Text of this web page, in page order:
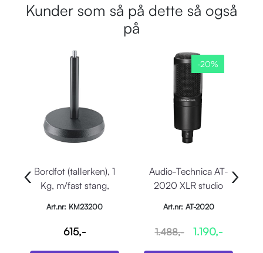
Kunder som så på dette så også
på
Bordfot (tallerken), 1
Kg, m/fast stang,
Art.nr: KM23200
615,-
-20%
Audio-Technica AT-
2020 XLR studio
Art.nr: AT-2020
1.488,- 1.190,-
‹ ›